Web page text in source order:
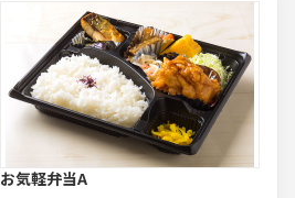
お気軽弁当A